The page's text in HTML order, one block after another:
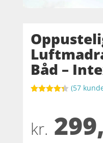
Båd –
baseret
på
kundebedø
(57
kr.